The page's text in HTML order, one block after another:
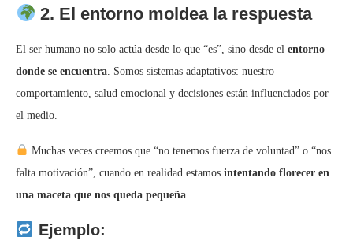
2. El entorno moldea la respuesta
El ser humano no solo actúa desde lo que “es”, sino desde el entorno
donde se encuentra . Somos sistemas adaptativos: nuestro
comportamiento, salud emocional y decisiones están influenciados por
el medio.
Muchas veces creemos que “no tenemos fuerza de voluntad” o “nos
falta motivación”, cuando en realidad estamos intentando florecer en
una maceta que nos queda pequeña
Ejemplo: